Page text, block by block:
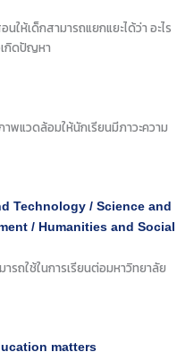
ห้เด็กสามารถแยกแยะได้ว่า อะไร
กิดปัญหา
พแวดล้อมให้นักเรียนมีภาวะความ
Technology / Science and
/ Humanities and Social
รถใช้ในการเรียนต่อมหาวิทยาลัย
matters